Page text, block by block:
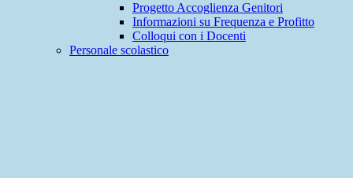
Progetto Accoglienza Genitori
Informazioni su Frequenza e Profitto
Colloqui con i Docenti
Personale scolastico